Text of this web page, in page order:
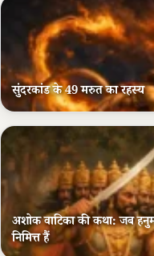
सुंदरकांड के 49 मरुत का रहस्य
अशोक वाटिका की कथा: जब
निमित्त हैं